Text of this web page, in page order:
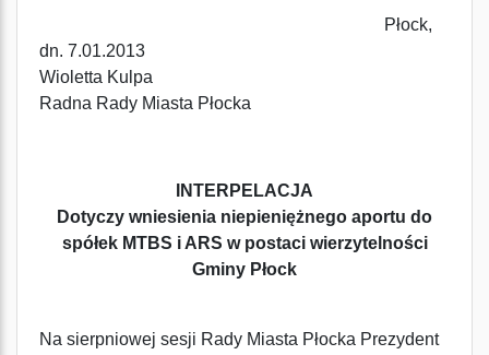
Płock,
dn. 7.01.2013
Wioletta Kulpa
Radna Rady Miasta Płocka
INTERPELACJA
Dotyczy wniesienia niepieniężnego aportu do
spółek MTBS i ARS w postaci wierzytelności
Gminy Płock
Na sierpniowej sesji Rady Miasta Płocka Prezydent